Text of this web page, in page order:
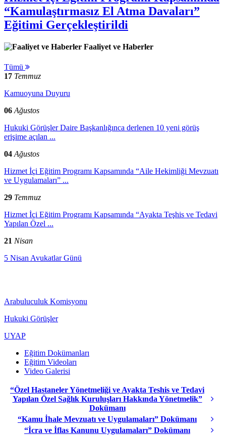
“Kamulaştırmasız El Atma Davaları”
Eğitimi Gerçekleştirildi
Faaliyet ve Haberler
Tümü
17 Temmuz
Kamuoyuna Duyuru
06 Ağustos
Hukuki Görüşler Daire Başkanlığınca derlenen 10 yeni görüş
erişime açılan ...
04 Ağustos
Hizmet İçi Eğitim Programı Kapsamında “Aile Hekimliği Mevzuatı
ve Uygulamaları” ...
29 Temmuz
Hizmet İçi Eğitim Programı Kapsamında “Ayakta Teşhis ve Tedavi
Yapılan Özel ...
21 Nisan
5 Nisan Avukatlar Günü
Arabuluculuk Komisyonu
Hukuki Görüşler
UYAP
Eğitim Dokümanları
Eğitim Videoları
Video Galerisi
“Özel Hastaneler Yönetmeliği ve Ayakta Teshis ve Tedavi
Yapılan Özel Sağlık Kuruluşları Hakkında Yönetmelik”
Dokümanı
“Kamu İhale Mevzuatı ve Uygulamaları” Dokümanı
“İcra ve İflas Kanunu Uygulamaları” Dokümanı